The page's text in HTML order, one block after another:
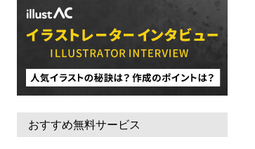
おすすめ無料サービス